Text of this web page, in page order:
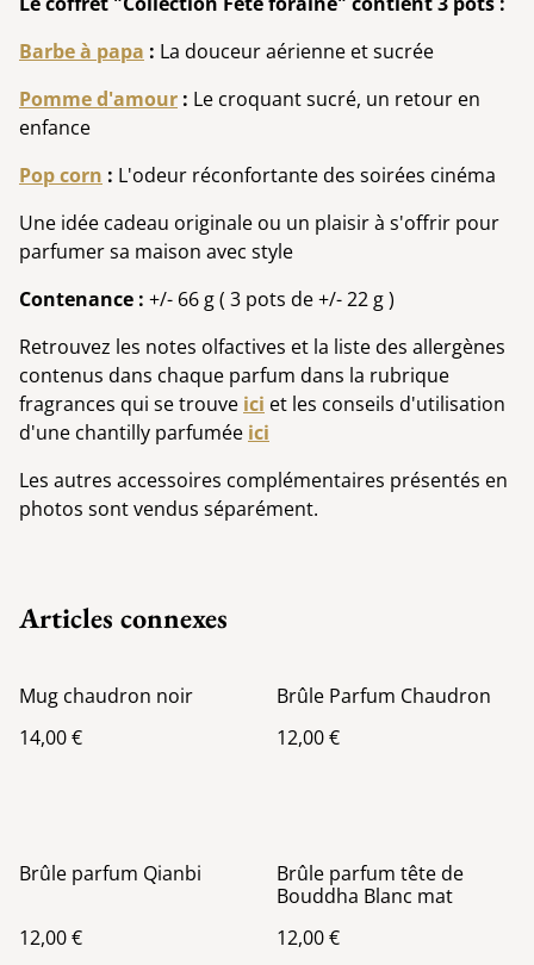
Barbe à papa : La douceur aérienne et sucrée
Pomme d'amour : Le croquant sucré, un retour en
enfance
Pop corn : L'odeur réconfortante des soirées cinéma
Une idée cadeau originale ou un plaisir à s'offrir pour
parfumer sa maison avec style
Contenance : +/- 66 g ( 3 pots de +/- 22 g )
Retrouvez les notes olfactives et la liste des allergènes
contenus dans chaque parfum dans la rubrique
fragrances qui se trouve ici et les conseils d'utilisation
d'une chantilly parfumée ici
Les autres accessoires complémentaires présentés en
photos sont vendus séparément.
Articles connexes
Mug chaudron noir
14,00 €
Brûle Parfum Chaudron
12,00 €
Brûle parfum Qianbi
12,00 €
Brûle parfum tête de
Bouddha Blanc mat
12,00 €